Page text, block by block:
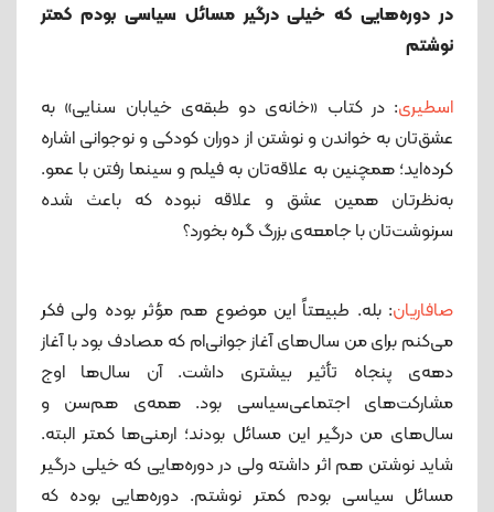
در دوره‌هایی که خیلی درگیر مسائل سیاسی بودم کمتر
نوشتم
اسطیری: در کتاب «خانه‌ی دو طبقه‌ی خیابان سنایی» به
عشق‌تان به خواندن و نوشتن از دوران کودکی و نوجوانی اشاره
کرده‌اید؛ همچنین به علاقه‌تان به فیلم و سینما رفتن با عمو.
به‌نظرتان همین عشق و علاقه نبوده که باعث شده
سرنوشت‌تان با جامعه‌ی بزرگ گره بخورد؟
صافاریان: بله. طبیعتاً این موضوع هم مؤثر بوده ولی فکر
می‌کنم برای من سال‌های آغاز جوانی‌ام که مصادف بود با آغاز
دهه‌ی پنجاه تأثیر بیشتری داشت. آن سال‌ها اوج
مشارکت‌های اجتماعی‌سیاسی بود. همه‌ی هم‌سن و
سال‌های من درگیر این مسائل بودند؛ ارمنی‌ها کمتر البته.
شاید نوشتن هم اثر داشته ولی در دوره‌هایی که خیلی درگیر
مسائل سیاسی بودم کمتر نوشتم. دوره‌هایی بوده که